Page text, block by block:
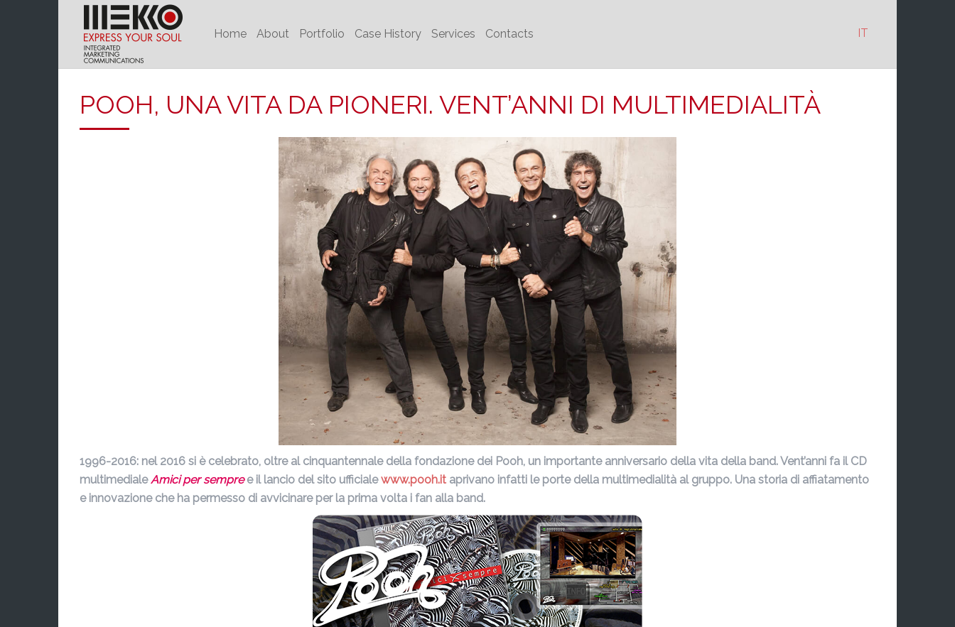
Home About Portfolio Case History Services Contacts IT
POOH, UNA VITA DA PIONERI. VENT’ANNI DI MULTIMEDIALITÀ
1996-2016: nel 2016 si è celebrato, oltre al cinquantennale della fondazione dei Pooh, un importante anniversario della vita della band. Vent’anni fa il CD
multimedialeAmici per sempree il lancio del sito ufficialewww.pooh.it aprivano infatti le porte della multimedialità al gruppo. Una storia di affiatamento
e innovazione che ha permesso di avvicinare per la prima volta i fan alla band.